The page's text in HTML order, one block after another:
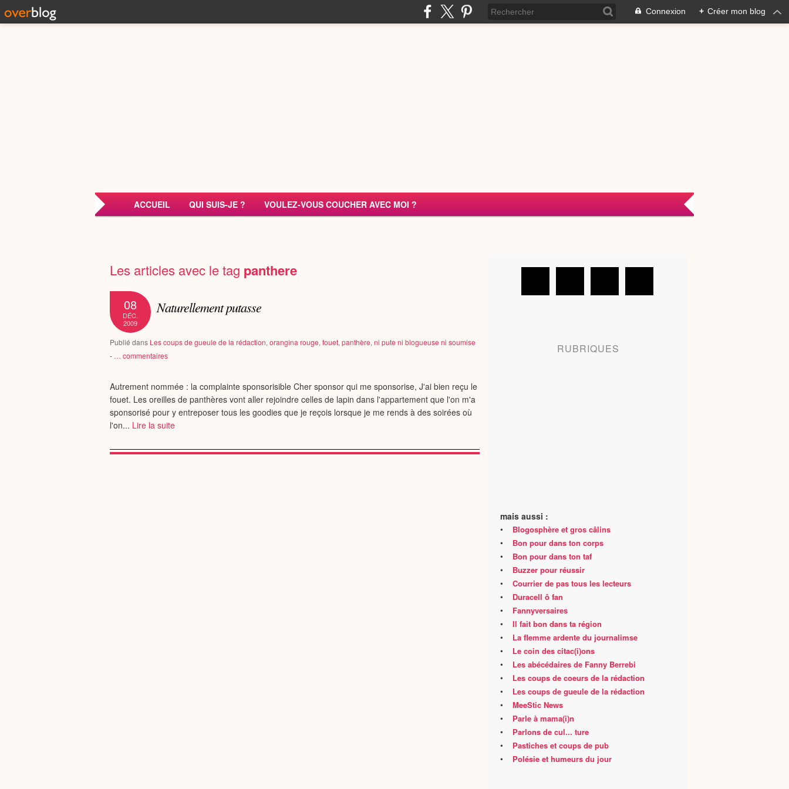
Connexion + Créer mon blog
ACCUEIL QUI SUIS-JE ? VOULEZ-VOUS COUCHER AVEC MOI ?
Les articles avec le tag panthere
08
DÉC.
2009
Naturellement putasse
Publié dans Les coups de gueule de la rédaction, orangina rouge, fouet, panthère, ni pute ni blogueuse ni soumise
- … commentaires
Autrement nommée : la complainte sponsorisible Cher sponsor qui me sponsorise, J'ai bien reçu le
fouet. Les oreilles de panthères vont aller rejoindre celles de lapin dans l'appartement que l'on m'a
sponsorisé pour y entreposer tous les goodies que je reçois lorsque je me rends à des soirées où
l'on... Lire la suite
RUBRIQUES
mais aussi :
• Blogosphère et gros câlins
• Bon pour dans ton corps
• Bon pour dans ton taf
• Buzzer pour réussir
• Courrier de pas tous les lecteurs
• Duracell ô fan
• Fannyversaires
• Il fait bon dans ta région
• La flemme ardente du journalimse
• Le coin des citac(i)ons
• Les abécédaires de Fanny Berrebi
• Les coups de coeurs de la rédaction
• Les coups de gueule de la rédaction
• MeeStic News
• Parle à mama(i)n
• Parlons de cul... ture
• Pastiches et coups de pub
• Polésie et humeurs du jour